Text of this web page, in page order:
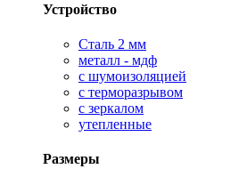
Устройство
Сталь 2 мм
металл - мдф
с шумоизоляцией
с терморазрывом
с зеркалом
утепленные
Размеры